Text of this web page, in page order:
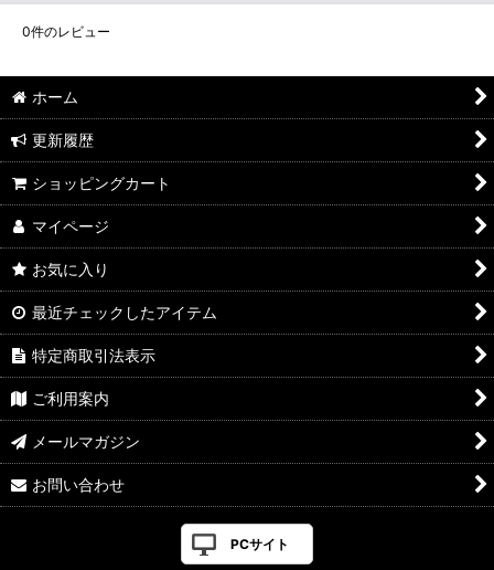
0件のレビュー
ホーム
更新履歴
ショッピングカート
マイページ
お気に入り
最近チェックしたアイテム
特定商取引法表示
ご利用案内
メールマガジン
お問い合わせ
PCサイト